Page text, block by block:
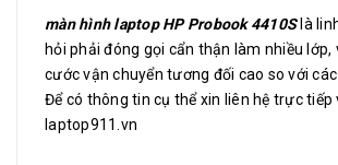
màn hình laptop HP Probook 4410Slà
hỏi phải đóng gọi cẩn thận làm nhiều lớp,
cước vận chuyển tương đối cao so với
Để có thông tin cụ thể xin liên hệ trực tiếp
laptop911.vn